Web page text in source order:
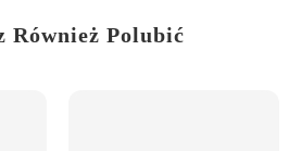
Również Polubić